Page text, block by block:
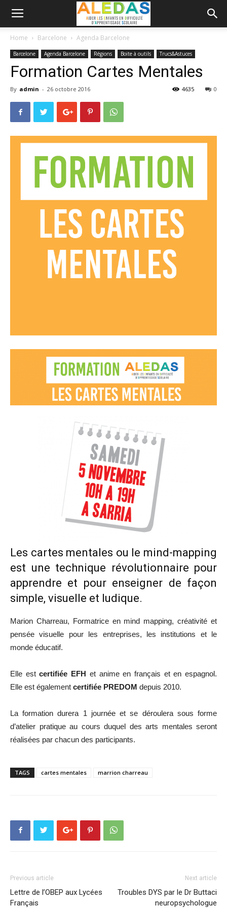
Home Barcelone Agenda Barcelone
Barcelone Agenda Barcelone Régions Boite à outils Trucs&Astuces
Formation Cartes Mentales
By admin - 26 octobre 2016 0
4635
Les cartes mentales ou le mind-mapping
est une technique révolutionnaire pour
apprendre et pour enseigner de façon
simple, visuelle et ludique.
Marion Charreau, Formatrice en mind mapping, créativité et
pensée visuelle pour les entreprises, les institutions et le
monde éducatif.
Elle estcertifiée EFH et anime en français et en espagnol.
Elle est également certifiée PREDOM depuis 2010.
La formation durera 1 journée et se déroulera sous forme
d’atelier pratique au cours duquel des arts mentales seront
réalisées par chacun des participants.
TAGS cartes mentales marrion charreau
Previous article
Lettre de l’OBEP aux Lycées
Français
Next article
Troubles DYS par le Dr Buttaci
neuropsychologue